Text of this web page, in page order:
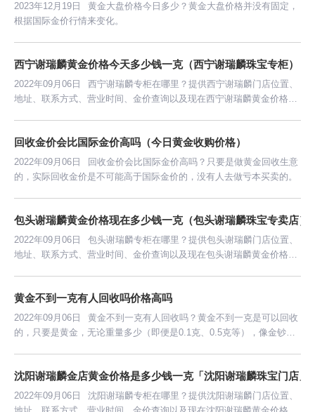
2023年12月19日
黄金大盘价格今日多少？黄金大盘价格并没有固定，
根据国际金价行情来变化。
西宁谢瑞麟黄金价格今天多少钱一克（西宁谢瑞麟珠宝专柜）
2022年09月06日
西宁谢瑞麟专柜在哪里？提供西宁谢瑞麟门店位置、
地址、联系方式、营业时间、金价查询以及现在西宁谢瑞麟黄金价格多
回收金价会比国际金价高吗（今日黄金收购价格）
2022年09月06日
回收金价会比国际金价高吗？只要是做黄金回收生意
的，实际回收金价是不可能高于国际金价的，没有人去做亏本买卖的。
包头谢瑞麟黄金价格现在多少钱一克（包头谢瑞麟珠宝专卖店）
2022年09月06日
包头谢瑞麟专柜在哪里？提供包头谢瑞麟门店位置、
地址、联系方式、营业时间、金价查询以及现在包头谢瑞麟黄金价格多
黄金不到一克有人回收吗价格高吗
2022年09月06日
黄金不到一克有人回收吗？黄金不到一克是可以回收
的，只要是黄金，无论重量多少（即便是0.1克、0.5克等），像金钞、
沈阳谢瑞麟金店黄金价格是多少钱一克「沈阳谢瑞麟珠宝门店」
2022年09月06日
沈阳谢瑞麟专柜在哪里？提供沈阳谢瑞麟门店位置、